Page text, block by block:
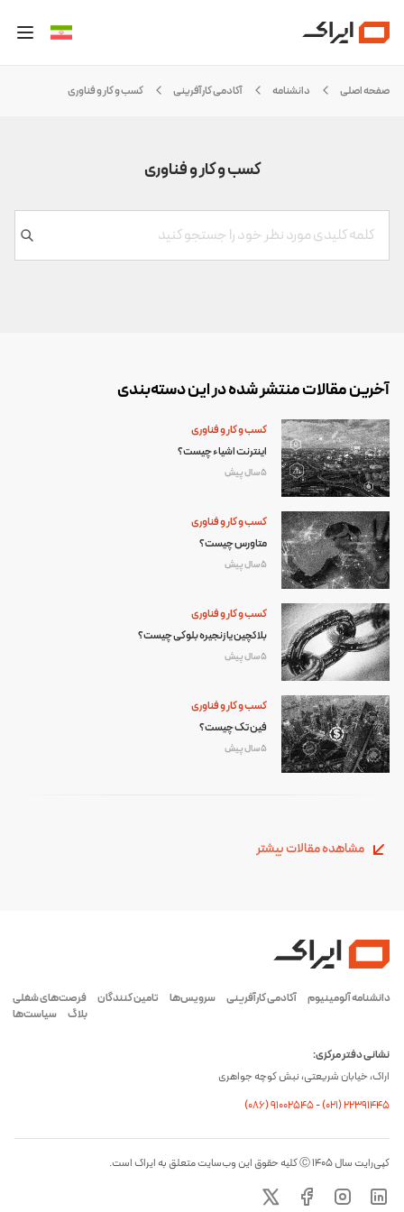
صفحه اصلی دانشنامه آکادمی کارآفرینی کسب و کار و فناوری
کسب و کار و فناوری
آخرین مقالات منتشر شده در این دسته‌بندی
مشاهده مقالات بیشتر
کسب و کار و فناوری
اینترنت اشیاء چیست؟
5 سال پیش
کسب و کار و فناوری
متاورس چیست؟
5 سال پیش
کسب و کار و فناوری
بلاکچین یا زنجیره بلوکی چیست؟
5 سال پیش
کسب و کار و فناوری
فین تک چیست؟
5 سال پیش
دانشنامه آلومینیوم آکادمی کارآفرینی سرویس‌ها تامین کنندگان
فرصت‌های شغلی
بلاگ
سیاست‌ها
نشانی دفتر مرکزی:
اراک، خیابان شریعتی، نبش کوچه جواهری
(۰۸۶) ۹۱۰۰۲۵۴۵-(۰21) 22391445
کپی‌رایت سال ۱۴۰۵ Ⓒ کلیه حقوق این وب‌سایت متعلق به ایراک است.